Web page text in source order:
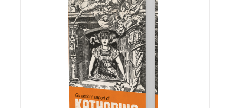
AGGIUNGI AL CARRELLO / DETTAGLI